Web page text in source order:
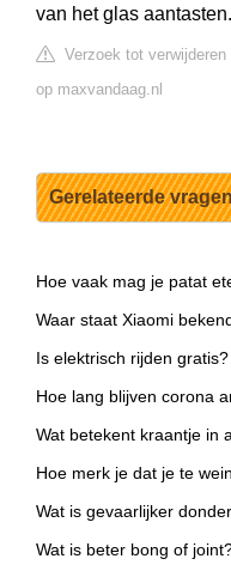
van het glas
Verzoek tot verwijderen
op maxvandaag.nl
Gerelateerde
Hoe vaak mag je patat
Waar staat Xiaomi
Is elektrisch rijden gratis?
Hoe lang blijven corona
Wat betekent kraantje in
Hoe merk je dat je te
Wat is gevaarlijker
Wat is beter bong of